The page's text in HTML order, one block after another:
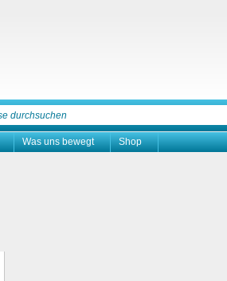
Was uns bewegt Shop